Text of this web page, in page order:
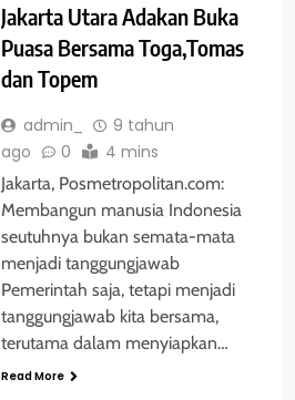
Jakarta Utara Adakan Buka
Puasa Bersama Toga,Tomas
dan Topem
admin_
9 tahun
ago
0 4 mins
Jakarta, Posmetropolitan.com:
Membangun manusia Indonesia
seutuhnya bukan semata-mata
menjadi tanggungjawab
Pemerintah saja, tetapi menjadi
tanggungjawab kita bersama,
terutama dalam menyiapkan…
Read More